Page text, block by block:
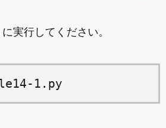
実行してください。
1.py